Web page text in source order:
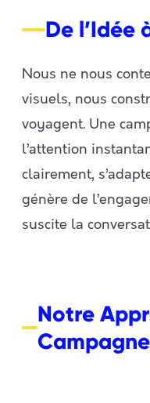
De l’Idée
Nous ne nous
visuels, nous
voyagent. Une
l’attention
clairement,
génère de
suscite la
Notre